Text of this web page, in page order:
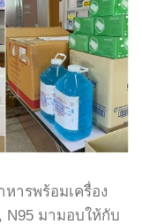
ารพร้อมเครื่อง
N95 มามอบให้กับ